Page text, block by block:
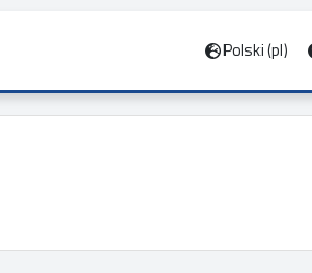
Polski ‎(pl)‎